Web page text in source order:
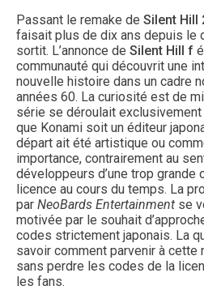
Passant le remake de Silent Hill
faisait plus de dix ans depuis le
sortit. L’annonce de Silent Hill f
communauté qui découvrit une
nouvelle histoire dans un cadre
années 60. La curiosité est de
série se déroulait exclusivement
que Konami soit un éditeur
départ ait été artistique ou
importance, contrairement au
développeurs d’une trop
licence au cours du temps. La
par NeoBards Entertainment se
motivée par le souhait
codes strictement japonais. La
savoir comment parvenir à cette
sans perdre les codes de la
les fans.